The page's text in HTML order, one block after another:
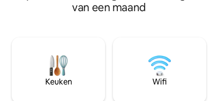
van een maand
Keuken Wifi